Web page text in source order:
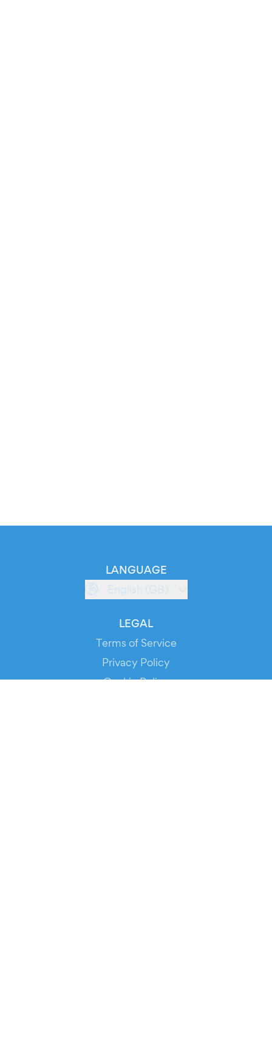
LANGUAGE
English (GB)
LEGAL
Terms of Service
Privacy Policy
Cookie Policy